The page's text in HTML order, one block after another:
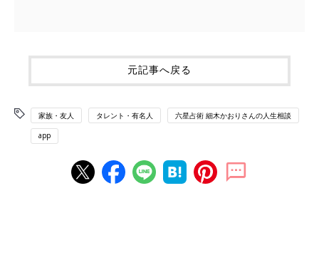
元記事へ戻る
家族・友人 タレント・有名人 六星占術 細木かおりさんの人生相談
app